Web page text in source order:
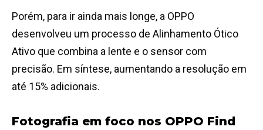
Porém, para ir ainda mais longe, a OPPO
desenvolveu um processo de Alinhamento Ótico
Ativo que combina a lente e o sensor com
precisão. Em síntese, aumentando a resolução em
até 15% adicionais.
Fotografia em foco nos OPPO Find